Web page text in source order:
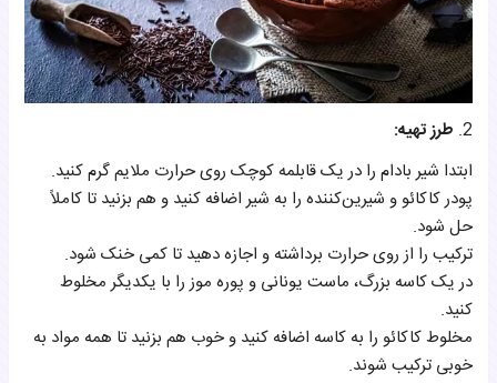
2. طرز تهیه:
ابتدا شیر بادام را در یک قابلمه کوچک روی حرارت ملایم گرم کنید.
پودر کاکائو و شیرین‌کننده را به شیر اضافه کنید و هم بزنید تا کاملاً
حل شود.
ترکیب را از روی حرارت برداشته و اجازه دهید تا کمی خنک شود.
در یک کاسه بزرگ، ماست یونانی و پوره موز را با یکدیگر مخلوط
کنید.
مخلوط کاکائو را به کاسه اضافه کنید و خوب هم بزنید تا همه مواد به
خوبی ترکیب شوند.